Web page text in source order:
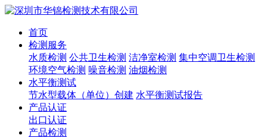
首页
检测服务
水质检测 公共卫生检测 洁净室检测 集中空调卫生检测
环境空气检测 噪音检测 油烟检测
水平衡测试
节水型载体（单位）创建 水平衡测试报告
产品认证
出口认证
产品检测